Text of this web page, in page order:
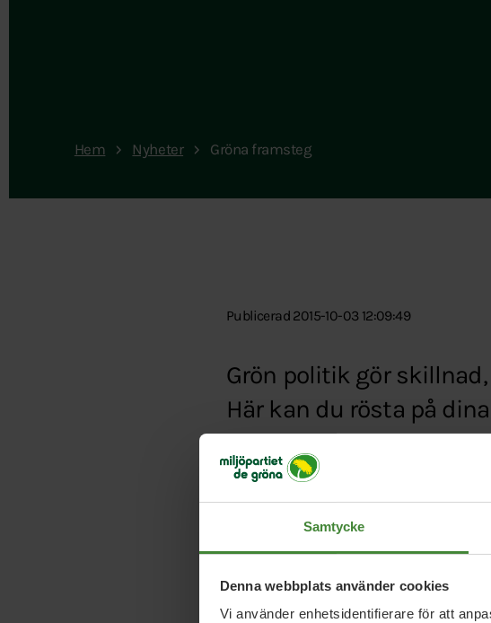
Samtycke
Denna webbplats använder cookies
Vi använder enhetsidentifierare för att
Hem Nyheter Gröna framsteg
Publicerad 2015-10-03 12:09:49
Grön politik gör
Här kan du rösta på
Typ:Artikel